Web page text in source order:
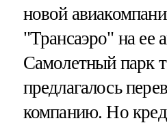
новой
"Трансаэро" на ее
Самолетный парк
предлагалось
компанию. Но